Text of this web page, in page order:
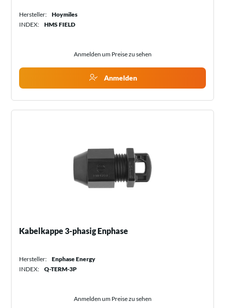
Hersteller:
Hoymiles
INDEX:
HMS FIELD
Anmelden um Preise zu sehen
Anmelden
Kabelkappe 3-phasig Enphase
Hersteller:
Enphase Energy
INDEX:
Q-TERM-3P
Anmelden um Preise zu sehen